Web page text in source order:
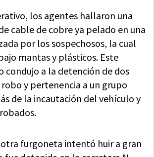
los agentes hallaron una
cable de cobre ya pelado en una
por los sospechosos, la cual
mantas y plásticos. Este
condujo a la detención de dos
y pertenencia a un grupo
de la incautación del vehículo y
otra furgoneta intentó huir a gran